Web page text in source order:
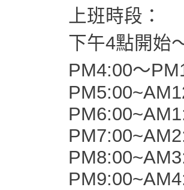
上班時段：
下午4點開始
PM4:00～